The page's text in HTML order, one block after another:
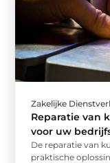
Zakelijke
Reparatie van
voor uw
De reparatie van
praktische